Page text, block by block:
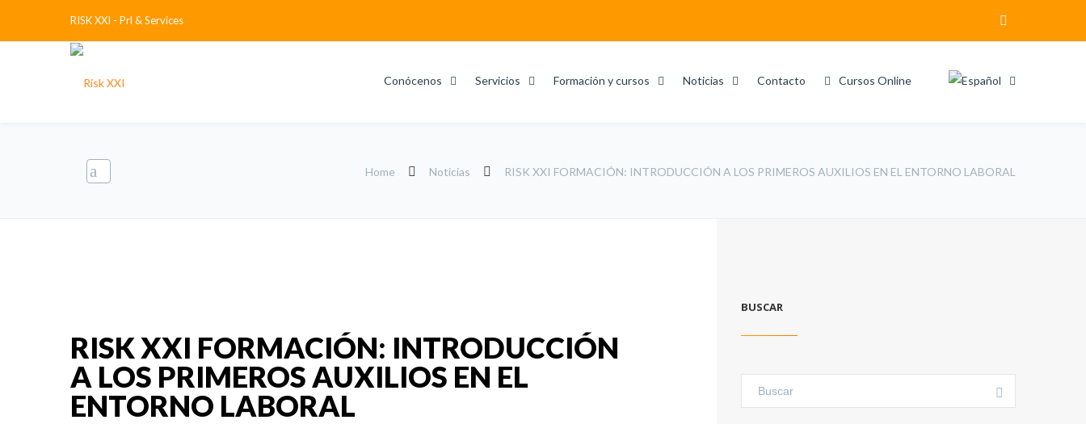
RISK XXI - Prl & Services
Conócenos Servicios Formación y cursos Noticias Contacto Cursos Online
Home Noticias RISK XXI FORMACIÓN: INTRODUCCIÓN A LOS PRIMEROS AUXILIOS EN EL ENTORNO LABORAL
RISK XXI FORMACIÓN: INTRODUCCIÓN
A LOS PRIMEROS AUXILIOS EN EL
ENTORNO LABORAL
BUSCAR